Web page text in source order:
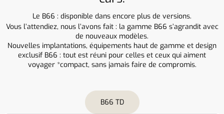
Le B66 : disponible dans encore plus de versions.
Vous l’attendiez, nous l’avons fait : la gamme B66 s’agrandit avec
de nouveaux modèles.
Nouvelles implantations, équipements haut de gamme et design
exclusif B66 : tout est réuni pour celles et ceux qui aiment
voyager *compact, sans jamais faire de compromis.
B66 TD